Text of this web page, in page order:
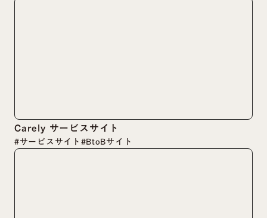
Carely サービスサイト
#サービスサイト#BtoBサイト